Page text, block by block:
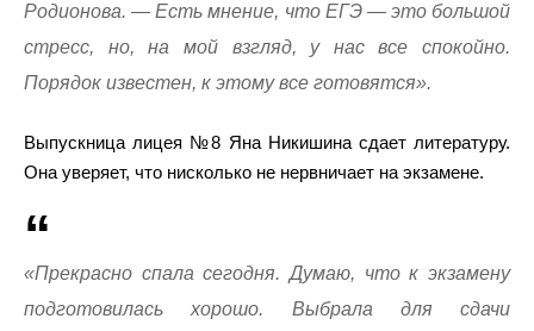
Родионова. — Есть мнение, что ЕГЭ — это большой
стресс, но, на мой взгляд, у нас все спокойно.
Порядок известен, к этому все готовятся».
Выпускница лицея №8 Яна Никишина сдает литературу.
Она уверяет, что нисколько не нервничает на экзамене.
«Прекрасно спала сегодня. Думаю, что к экзамену
подготовилась хорошо. Выбрала для сдачи